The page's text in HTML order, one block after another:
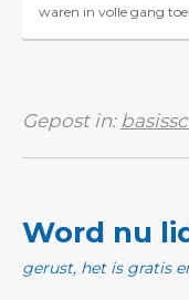
waren in volle gang
Gepost in:
Word nu
gerust, het is gratis